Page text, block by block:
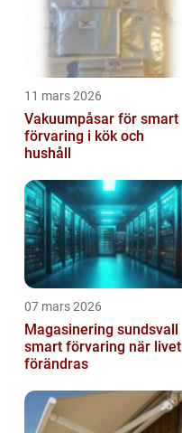
11 mars 2026
Vakuumpåsar för smart
förvaring i kök och
hushåll
07 mars 2026
Magasinering sundsvall
smart förvaring när livet
förändras